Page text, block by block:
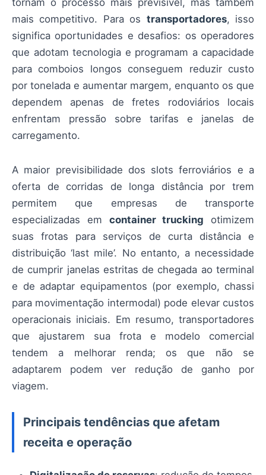
tornam o processo mais previsível, mas também
mais competitivo. Para os transportadores, isso
significa oportunidades e desafios: os operadores
que adotam tecnologia e programam a capacidade
para comboios longos conseguem reduzir custo
por tonelada e aumentar margem, enquanto os que
dependem apenas de fretes rodoviários locais
enfrentam pressão sobre tarifas e janelas de
carregamento.
A maior previsibilidade dos slots ferroviários e a
oferta de corridas de longa distância por trem
permitem que empresas de transporte
especializadas em container trucking otimizem
suas frotas para serviços de curta distância e
distribuição ‘last mile’. No entanto, a necessidade
de cumprir janelas estritas de chegada ao terminal
e de adaptar equipamentos (por exemplo, chassi
para movimentação intermodal) pode elevar custos
operacionais iniciais. Em resumo, transportadores
que ajustarem sua frota e modelo comercial
tendem a melhorar renda; os que não se
adaptarem podem ver redução de ganho por
viagem.
Principais tendências que afetam
receita e operação